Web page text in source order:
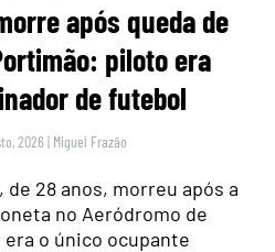
após queda de
piloto era
de futebol
2026 | Miguel Frazão
28 anos, morreu após a
no Aeródromo de
o único ocupante